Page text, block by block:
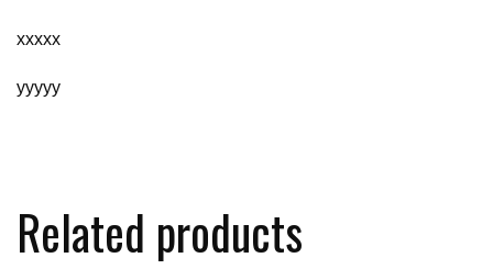
xxxxx
yyyyy
Related products